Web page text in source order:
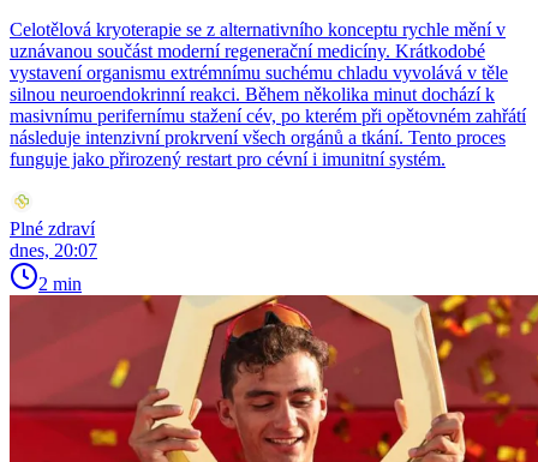
Celotělová kryoterapie se z alternativního konceptu rychle mění v
uznávanou součást moderní regenerační medicíny. Krátkodobé
vystavení organismu extrémnímu suchému chladu vyvolává v těle
silnou neuroendokrinní reakci. Během několika minut dochází k
masivnímu perifernímu stažení cév, po kterém při opětovném zahřátí
následuje intenzivní prokrvení všech orgánů a tkání. Tento proces
funguje jako přirozený restart pro cévní i imunitní systém.
Plné zdraví
dnes, 20:07
2 min